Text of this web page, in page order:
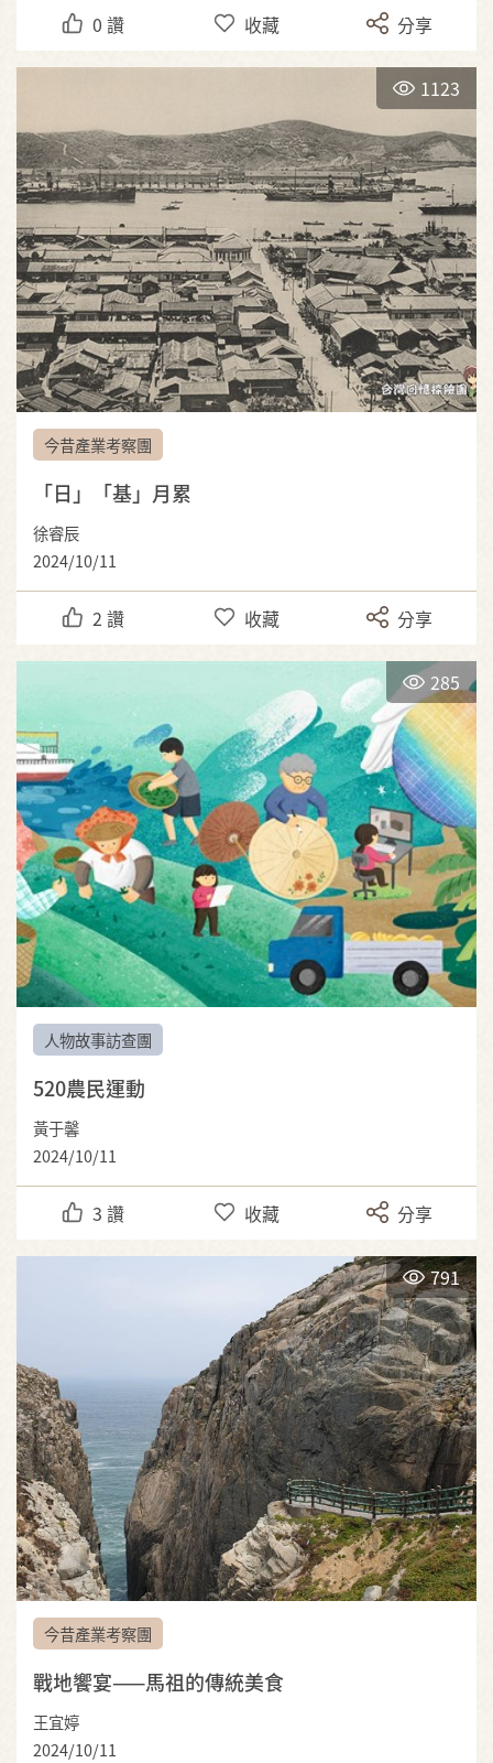
0 讚 收藏 分享
1123
今昔產業考察團
「日」「基」月累
徐睿辰
2024/10/11
2 讚 收藏 分享
285
人物故事訪查團
520農民運動
黃于馨
2024/10/11
3 讚 收藏 分享
791
今昔產業考察團
戰地饗宴——馬祖的傳統美食
王宜婷
2024/10/11